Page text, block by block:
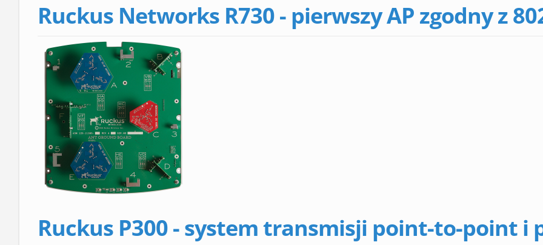
Ruckus Networks R730 - pierwszy AP zgodny z
Ruckus P300 - system transmisji point-to-point